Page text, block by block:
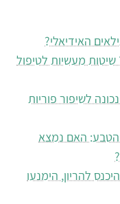
האידיאלי?
שיטות מעשיות לטיפול
לשיפור פוריות
הטבע: האם נמצא
להריון, הימנעו